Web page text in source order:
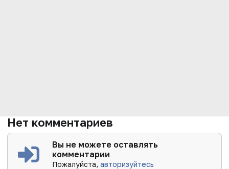
Нет комментариев
Вы не можете оставлять
комментарии
Пожалуйста,авторизуйтесь